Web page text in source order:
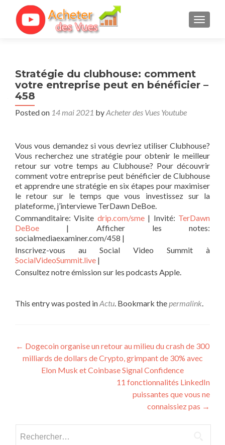
Stratégie du clubhouse: comment
votre entreprise peut en bénéficier –
458
Posted on 14 mai 2021 byAcheter des Vues Youtube
Vous vous demandez si vous devriez utiliser Clubhouse?
Vous recherchez une stratégie pour obtenir le meilleur
retour sur votre temps au Clubhouse? Pour découvrir
comment votre entreprise peut bénéficier de Clubhouse
et apprendre une stratégie en six étapes pour maximiser
le retour sur le temps que vous investissez sur la
plateforme, j’interviewe TerDawn DeBoe.
Commanditaire: Visite drip.com/sme| Invité: TerDawn
DeBoe | Afficher les notes:
socialmediaexaminer.com/458 |
Inscrivez-vous au Social Video Summit à
SocialVideoSummit.live |
Consultez notre émission sur les podcasts Apple.
This entry was posted inActu. Bookmark thepermalink.
Post navigation
← Dogecoin organise un retour au milieu du crash de 300
milliards de dollars de Crypto, grimpant de 30% avec
Elon Musk et Coinbase Signal Confidence
11 fonctionnalités LinkedIn
puissantes que vous ne
connaissiez pas →